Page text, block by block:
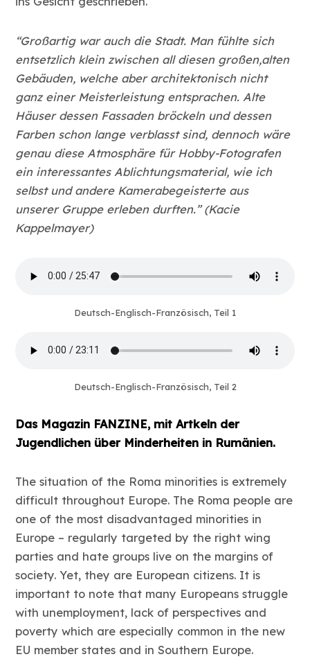
“Großartig war auch die Stadt. Man fühlte sich
entsetzlich klein zwischen all diesen großen,alten
Gebäuden, welche aber architektonisch nicht
ganz einer Meisterleistung entsprachen. Alte
Häuser dessen Fassaden bröckeln und dessen
Farben schon lange verblasst sind, dennoch wäre
genau diese Atmosphäre für Hobby-Fotografen
ein interessantes Ablichtungsmaterial, wie ich
selbst und andere Kamerabegeisterte aus
unserer Gruppe erleben durften.” (Kacie
Kappelmayer)
Deutsch-Englisch-Französisch, Teil 1
Deutsch-Englisch-Französisch, Teil 2
Das Magazin FANZINE, mit Artkeln der
Jugendlichen über Minderheiten in Rumänien.
The situation of the Roma minorities is extremely
difficult throughout Europe. The Roma people are
one of the most disadvantaged minorities in
Europe – regularly targeted by the right wing
parties and hate groups live on the margins of
society. Yet, they are European citizens. It is
important to note that many Europeans struggle
with unemployment, lack of perspectives and
poverty which are especially common in the new
EU member states and in Southern Europe.